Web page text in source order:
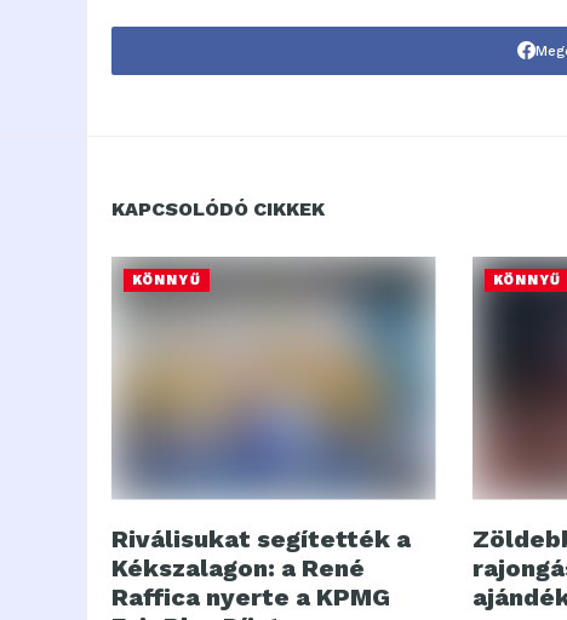
KAPCSOLÓDÓ CIKKEK
KÖNNYŰ
Riválisukat segítették a
Kékszalagon: a René
Raffica nyerte a KPMG
KÖNNYŰ